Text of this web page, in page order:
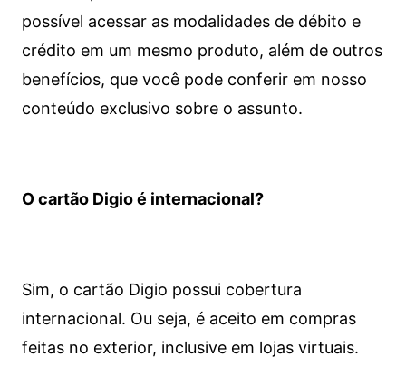
possível acessar as modalidades de débito e
crédito em um mesmo produto, além de outros
benefícios, que você pode conferir em nosso
conteúdo exclusivo sobre o assunto.
O cartão Digio é internacional?
Sim, o cartão Digio possui cobertura
internacional. Ou seja, é aceito em compras
feitas no exterior, inclusive em lojas virtuais.